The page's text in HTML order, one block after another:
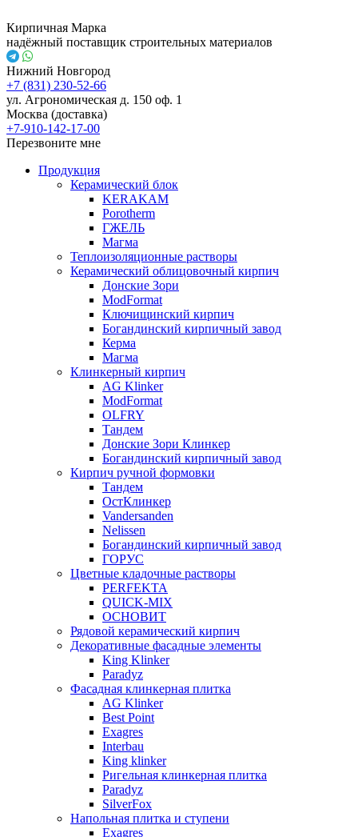
Кирпичная Марка
надёжный поставщик строительных материалов
Нижний Новгород
+7 (831) 230-52-66
ул. Агрономическая д. 150 оф. 1
Москва (доставка)
+7-910-142-17-00
Перезвоните мне
Продукция
Керамический блок
KERAKAM
Porotherm
ГЖЕЛЬ
Магма
Теплоизоляционные растворы
Керамический облицовочный кирпич
Донские Зори
ModFormat
Ключищинский кирпич
Богандинский кирпичный завод
Керма
Магма
Клинкерный кирпич
AG Klinker
ModFormat
OLFRY
Тандем
Донские Зори Клинкер
Богандинский кирпичный завод
Кирпич ручной формовки
Тандем
ОстКлинкер
Vandersanden
Nelissen
Богандинский кирпичный завод
ГОРУС
Цветные кладочные растворы
PERFEKTA
QUICK-MIX
ОСНОВИТ
Рядовой керамический кирпич
Декоративные фасадные элементы
King Klinker
Paradyz
Фасадная клинкерная плитка
AG Klinker
Best Point
Exagres
Interbau
King klinker
Ригельная клинкерная плитка
Paradyz
SilverFox
Напольная плитка и ступени
Exagres